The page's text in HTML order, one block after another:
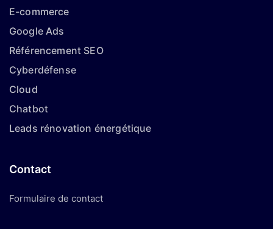
E-commerce
Google Ads
Référencement SEO
Cyberdéfense
Cloud
Chatbot
Leads rénovation énergétique
Contact
Formulaire de contact